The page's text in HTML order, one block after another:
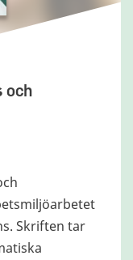
och
Skriften tar